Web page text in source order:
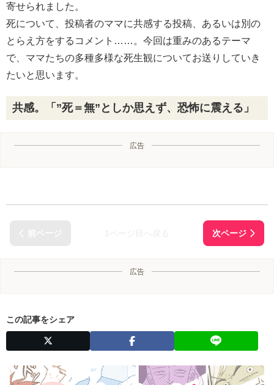
寄せられました。
死について、投稿者のママに共感する投稿、あるいは別の
とらえ方をするコメント……。今回は重みのあるテーマ
で、ママたちの多種多様な死生観についてお送りしていき
たいと思います。
共感。「”死＝無”としか思えず、恐怖に震える」
広告
広告
この記事をシェア